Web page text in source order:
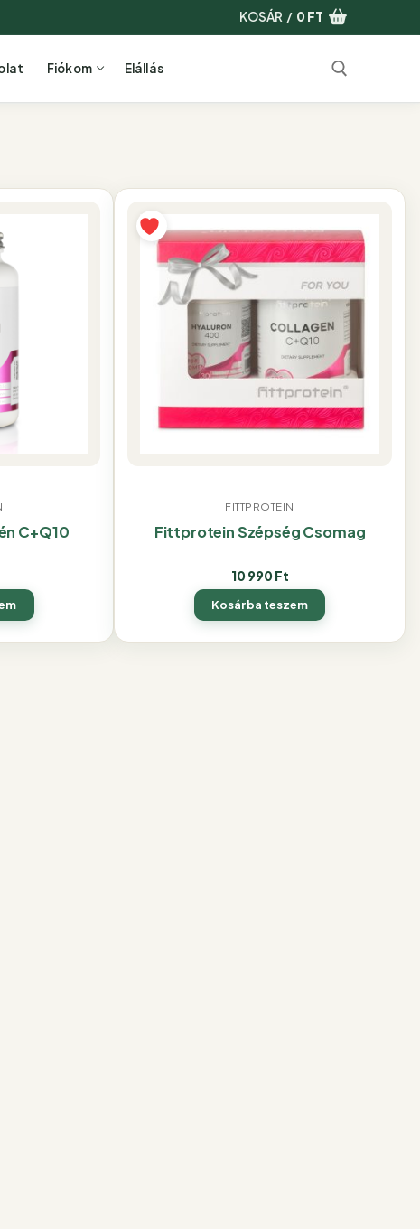
KOSÁR / 0 FT
Fiókom Elállás
C+Q10
FITTPROTEIN
Fittprotein Szépség Csomag
10 990 Ft
Kosárba teszem